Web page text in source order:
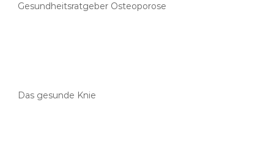
Gesundheitsratgeber Osteoporose
Das gesunde Knie